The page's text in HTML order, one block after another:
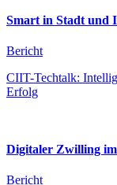
Smart in Stadt und
Bericht
CIIT-Techtalk:
Erfolg
Digitaler Zwilling
Bericht